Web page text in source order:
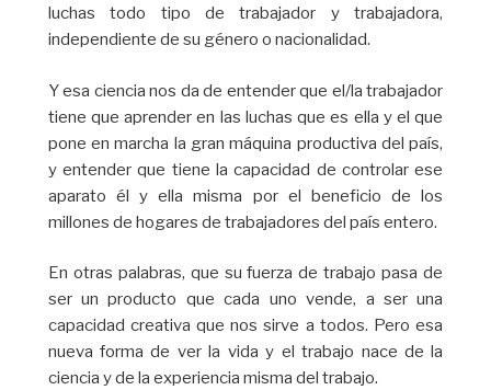
luchas todo tipo de trabajador y trabajadora,
independiente de su género o nacionalidad.
Y esa ciencia nos da de entender que el/la trabajador
tiene que aprender en las luchas que es ella y el que
pone en marcha la gran máquina productiva del país,
y entender que tiene la capacidad de controlar ese
aparato él y ella misma por el beneficio de los
millones de hogares de trabajadores del país entero.
En otras palabras, que su fuerza de trabajo pasa de
ser un producto que cada uno vende, a ser una
capacidad creativa que nos sirve a todos. Pero esa
nueva forma de ver la vida y el trabajo nace de la
ciencia y de la experiencia misma del trabajo.